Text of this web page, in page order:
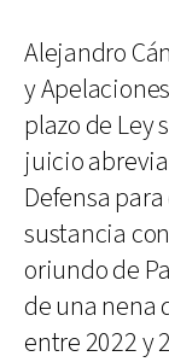
Alejandro
y
plazo de Ley
juicio
Defensa
sustancia
oriundo de
de una nena
entre 2022 y